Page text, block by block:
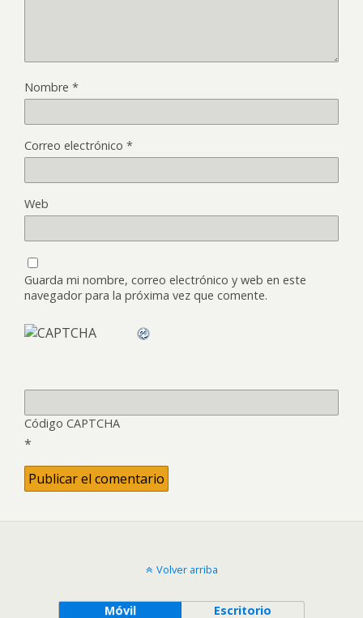
Nombre *
Correo electrónico *
Web
Guarda mi nombre, correo electrónico y web en este
navegador para la próxima vez que comente.
Código CAPTCHA
*
Volver arriba
Móvil Escritorio